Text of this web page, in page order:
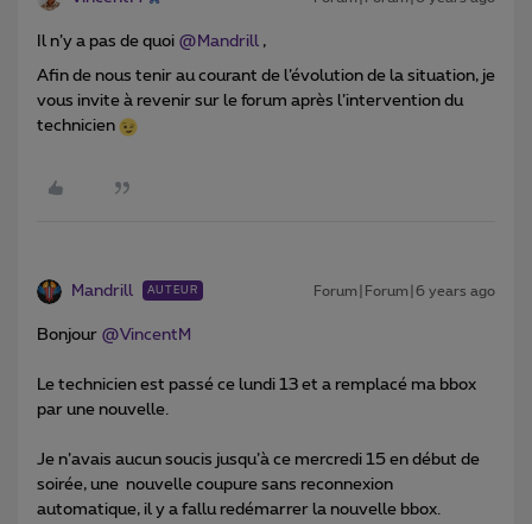
Il n’y a pas de quoi @Mandrill ,
Afin de nous tenir au courant de l’évolution de la situation, je
vous invite à revenir sur le forum après l’intervention du
technicien
Mandrill AUTEUR Forum|Forum|6 years ago
Bonjour @VincentM
Le technicien est passé ce lundi 13 et a remplacé ma bbox
par une nouvelle.
Je n’avais aucun soucis jusqu’à ce mercredi 15 en début de
soirée, une nouvelle coupure sans reconnexion
automatique, il y a fallu redémarrer la nouvelle bbox.